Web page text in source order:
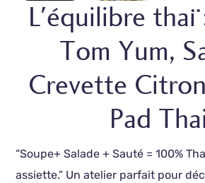
L'équilibre thaï
Tom Yum,
Crevette
Pad
“Soupe+ Salade + Sauté = 100%
assiette.” Un atelier parfait pour